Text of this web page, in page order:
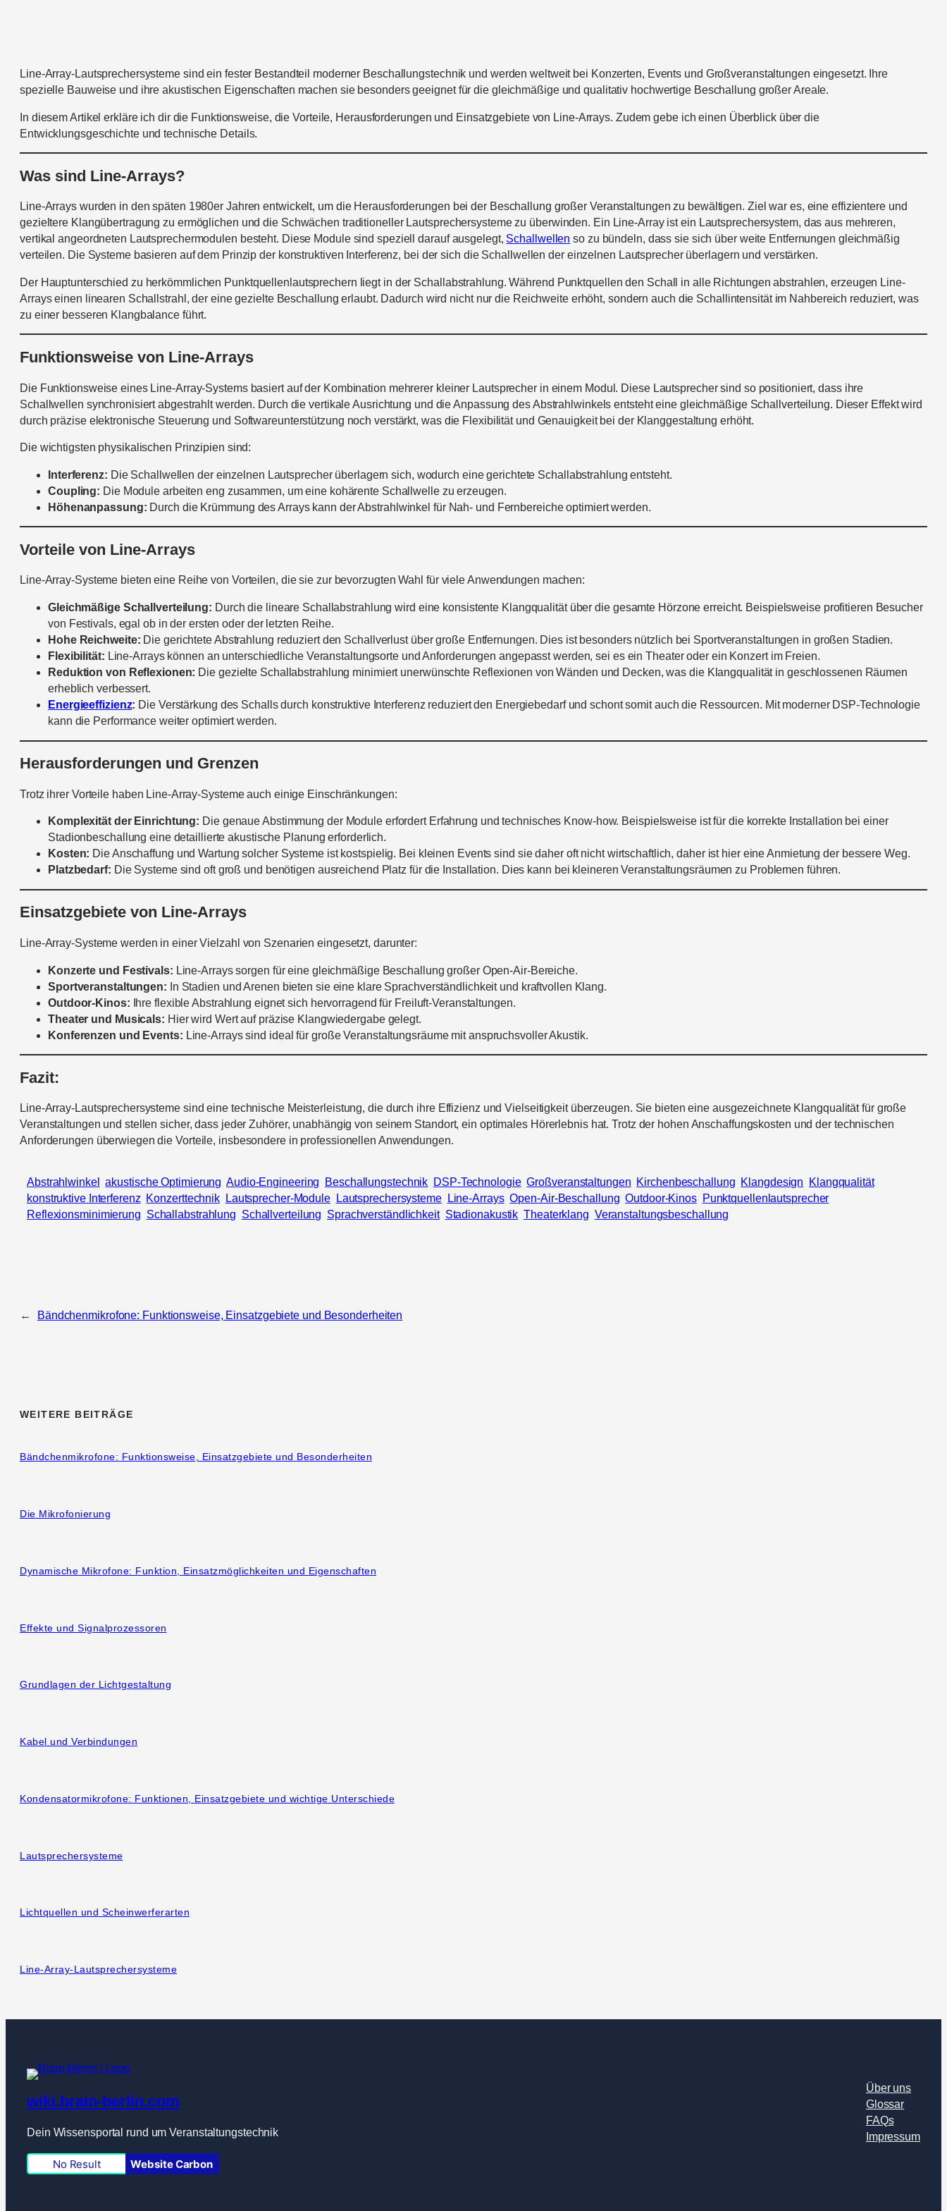
Line-Array-Lautsprechersysteme sind ein fester Bestandteil moderner Beschallungstechnik und werden weltweit bei Konzerten, Events und Großveranstaltungen eingesetzt. Ihre
spezielle Bauweise und ihre akustischen Eigenschaften machen sie besonders geeignet für die gleichmäßige und qualitativ hochwertige Beschallung großer Areale.
In diesem Artikel erkläre ich dir die Funktionsweise, die Vorteile, Herausforderungen und Einsatzgebiete von Line-Arrays. Zudem gebe ich einen Überblick über die
Entwicklungsgeschichte und technische Details.
Was sind Line-Arrays?
Line-Arrays wurden in den späten 1980er Jahren entwickelt, um die Herausforderungen bei der Beschallung großer Veranstaltungen zu bewältigen. Ziel war es, eine effizientere und
gezieltere Klangübertragung zu ermöglichen und die Schwächen traditioneller Lautsprechersysteme zu überwinden. Ein Line-Array ist ein Lautsprechersystem, das aus mehreren,
vertikal angeordneten Lautsprechermodulen besteht. Diese Module sind speziell darauf ausgelegt, Schallwellen so zu bündeln, dass sie sich über weite Entfernungen gleichmäßig
verteilen. Die Systeme basieren auf dem Prinzip der konstruktiven Interferenz, bei der sich die Schallwellen der einzelnen Lautsprecher überlagern und verstärken.
Der Hauptunterschied zu herkömmlichen Punktquellenlautsprechern liegt in der Schallabstrahlung. Während Punktquellen den Schall in alle Richtungen abstrahlen, erzeugen Line-
Arrays einen linearen Schallstrahl, der eine gezielte Beschallung erlaubt. Dadurch wird nicht nur die Reichweite erhöht, sondern auch die Schallintensität im Nahbereich reduziert, was
zu einer besseren Klangbalance führt.
Funktionsweise von Line-Arrays
Die Funktionsweise eines Line-Array-Systems basiert auf der Kombination mehrerer kleiner Lautsprecher in einem Modul. Diese Lautsprecher sind so positioniert, dass ihre
Schallwellen synchronisiert abgestrahlt werden. Durch die vertikale Ausrichtung und die Anpassung des Abstrahlwinkels entsteht eine gleichmäßige Schallverteilung. Dieser Effekt wird
durch präzise elektronische Steuerung und Softwareunterstützung noch verstärkt, was die Flexibilität und Genauigkeit bei der Klanggestaltung erhöht.
Die wichtigsten physikalischen Prinzipien sind:
Interferenz: Die Schallwellen der einzelnen Lautsprecher überlagern sich, wodurch eine gerichtete Schallabstrahlung entsteht.
Coupling: Die Module arbeiten eng zusammen, um eine kohärente Schallwelle zu erzeugen.
Höhenanpassung: Durch die Krümmung des Arrays kann der Abstrahlwinkel für Nah- und Fernbereiche optimiert werden.
Vorteile von Line-Arrays
Line-Array-Systeme bieten eine Reihe von Vorteilen, die sie zur bevorzugten Wahl für viele Anwendungen machen:
Gleichmäßige Schallverteilung: Durch die lineare Schallabstrahlung wird eine konsistente Klangqualität über die gesamte Hörzone erreicht. Beispielsweise profitieren Besucher
von Festivals, egal ob in der ersten oder der letzten Reihe.
Hohe Reichweite: Die gerichtete Abstrahlung reduziert den Schallverlust über große Entfernungen. Dies ist besonders nützlich bei Sportveranstaltungen in großen Stadien.
Flexibilität: Line-Arrays können an unterschiedliche Veranstaltungsorte und Anforderungen angepasst werden, sei es ein Theater oder ein Konzert im Freien.
Reduktion von Reflexionen: Die gezielte Schallabstrahlung minimiert unerwünschte Reflexionen von Wänden und Decken, was die Klangqualität in geschlossenen Räumen
erheblich verbessert.
Energieeffizienz: Die Verstärkung des Schalls durch konstruktive Interferenz reduziert den Energiebedarf und schont somit auch die Ressourcen. Mit moderner DSP-Technologie
kann die Performance weiter optimiert werden.
Herausforderungen und Grenzen
Trotz ihrer Vorteile haben Line-Array-Systeme auch einige Einschränkungen:
Komplexität der Einrichtung: Die genaue Abstimmung der Module erfordert Erfahrung und technisches Know-how. Beispielsweise ist für die korrekte Installation bei einer
Stadionbeschallung eine detaillierte akustische Planung erforderlich.
Kosten: Die Anschaffung und Wartung solcher Systeme ist kostspielig. Bei kleinen Events sind sie daher oft nicht wirtschaftlich, daher ist hier eine Anmietung der bessere Weg.
Platzbedarf: Die Systeme sind oft groß und benötigen ausreichend Platz für die Installation. Dies kann bei kleineren Veranstaltungsräumen zu Problemen führen.
Einsatzgebiete von Line-Arrays
Line-Array-Systeme werden in einer Vielzahl von Szenarien eingesetzt, darunter:
Konzerte und Festivals: Line-Arrays sorgen für eine gleichmäßige Beschallung großer Open-Air-Bereiche.
Sportveranstaltungen: In Stadien und Arenen bieten sie eine klare Sprachverständlichkeit und kraftvollen Klang.
Outdoor-Kinos: Ihre flexible Abstrahlung eignet sich hervorragend für Freiluft-Veranstaltungen.
Theater und Musicals: Hier wird Wert auf präzise Klangwiedergabe gelegt.
Konferenzen und Events: Line-Arrays sind ideal für große Veranstaltungsräume mit anspruchsvoller Akustik.
Fazit:
Line-Array-Lautsprechersysteme sind eine technische Meisterleistung, die durch ihre Effizienz und Vielseitigkeit überzeugen. Sie bieten eine ausgezeichnete Klangqualität für große
Veranstaltungen und stellen sicher, dass jeder Zuhörer, unabhängig von seinem Standort, ein optimales Hörerlebnis hat. Trotz der hohen Anschaffungskosten und der technischen
Anforderungen überwiegen die Vorteile, insbesondere in professionellen Anwendungen.
Abstrahlwinkel akustische Optimierung Audio-Engineering Beschallungstechnik DSP-Technologie Großveranstaltungen Kirchenbeschallung Klangdesign
Klangqualität
konstruktive Interferenz Konzerttechnik Lautsprecher-Module Lautsprechersysteme Line-Arrays Open-Air-Beschallung Outdoor-Kinos Punktquellenlautsprecher
Reflexionsminimierung Schallabstrahlung Schallverteilung Sprachverständlichkeit Stadionakustik Theaterklang Veranstaltungsbeschallung
← Bändchenmikrofone: Funktionsweise, Einsatzgebiete und Besonderheiten
WEITERE BEITRÄGE
Bändchenmikrofone: Funktionsweise, Einsatzgebiete und Besonderheiten
Die Mikrofonierung
Dynamische Mikrofone: Funktion, Einsatzmöglichkeiten und Eigenschaften
Effekte und Signalprozessoren
Grundlagen der Lichtgestaltung
Kabel und Verbindungen
Kondensatormikrofone: Funktionen, Einsatzgebiete und wichtige Unterschiede
Lautsprechersysteme
Lichtquellen und Scheinwerferarten
Line-Array-Lautsprechersysteme
wiki.brain-berlin.com
Dein Wissensportal rund um Veranstaltungstechnik
No Result Website Carbon
Über uns
Glossar
FAQs
Impressum